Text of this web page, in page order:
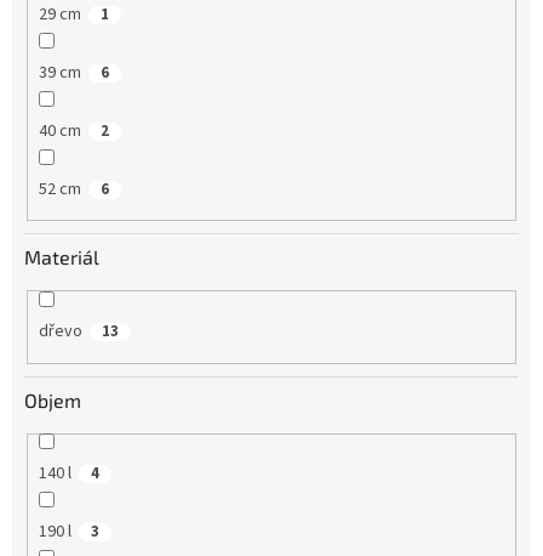
29 cm 1
39 cm 6
40 cm 2
52 cm 6
Materiál
dřevo 13
Objem
140 l 4
190 l 3